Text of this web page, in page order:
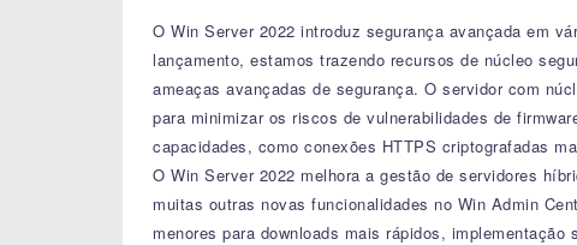
O Win Server 2022 introduz segurança avançada em
lançamento, estamos trazendo recursos de núcleo
ameaças avançadas de segurança. O servidor com
para minimizar os riscos de vulnerabilidades de
capacidades, como conexões HTTPS criptografadas
O Win Server 2022 melhora a gestão de servidores
muitas outras novas funcionalidades no Win Admin
menores para downloads mais rápidos,